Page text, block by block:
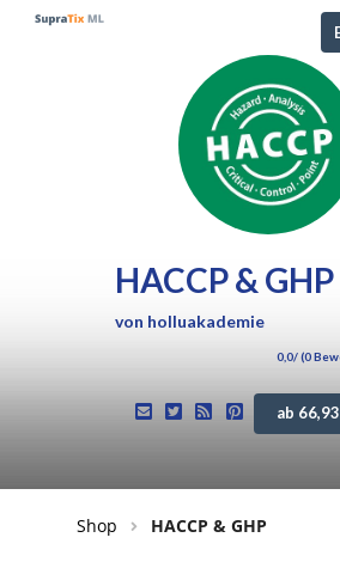
HACCP & GHP
von holluakademie
0,0/ (0
ab
Shop HACCP & GHP